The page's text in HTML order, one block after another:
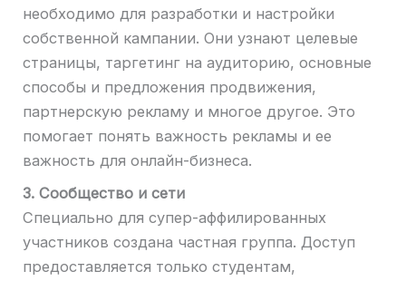
необходимо для разработки и настройки
собственной кампании. Они узнают целевые
страницы, таргетинг на аудиторию, основные
способы и предложения продвижения,
партнерскую рекламу и многое другое. Это
помогает понять важность рекламы и ее
важность для онлайн-бизнеса.
3. Сообщество и сети
Специально для супер-аффилированных
участников создана частная группа. Доступ
предоставляется только студентам,